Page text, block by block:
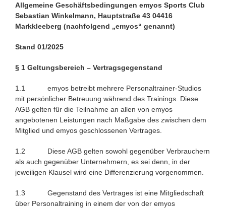
LEIPZIG
Personalraining
und
Leipzig
Allgemeine Geschäftsbedingungen emyos Sports Club
Sebastian Winkelmann, Hauptstraße 43 04416
Markkleeberg (nachfolgend „emyos“ genannt)
Stand 01/2025
§ 1 Geltungsbereich – Vertragsgegenstand
1.1 emyos betreibt mehrere Personaltrainer-Studios
mit persönlicher Betreuung während des Trainings. Diese
AGB gelten für die Teilnahme an allen von emyos
angebotenen Leistungen nach Maßgabe des zwischen dem
Mitglied und emyos geschlossenen Vertrages.
1.2 Diese AGB gelten sowohl gegenüber Verbrauchern
als auch gegenüber Unternehmern, es sei denn, in der
jeweiligen Klausel wird eine Differenzierung vorgenommen.
1.3 Gegenstand des Vertrages ist eine Mitgliedschaft
über Personaltraining in einem der von der emyos